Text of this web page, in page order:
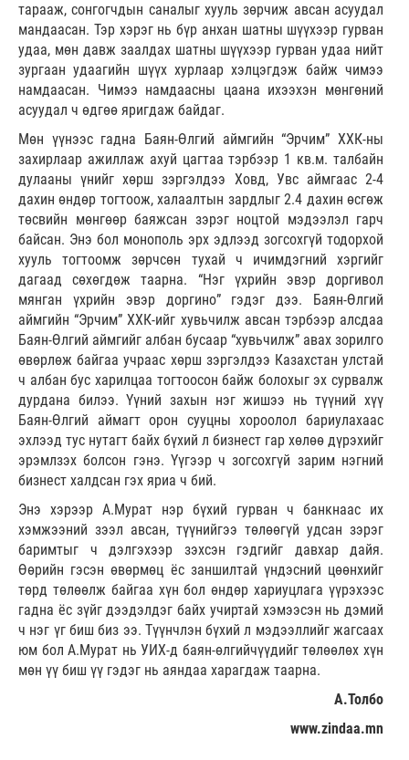
тарааж, сонгогчдын саналыг хууль зөрчиж авсан асуудал
мандаасан. Тэр хэрэг нь бүр анхан шатны шүүхээр гурван
удаа, мөн давж заалдах шатны шүүхээр гурван удаа нийт
зургаан удаагийн шүүх хурлаар хэлцэгдэж байж чимээ
намдаасан. Чимээ намдаасны цаана ихээхэн мөнгөний
асуудал ч өдгөө яригдаж байдаг.
Мөн үүнээс гадна Баян-Өлгий аймгийн “Эрчим” ХХК-ны
захирлаар ажиллаж ахуй цагтаа тэрбээр 1 кв.м. талбайн
дулааны үнийг хөрш зэргэлдээ Ховд, Увс аймгаас 2-4
дахин өндөр тогтоож, халаалтын зардлыг 2.4 дахин өсгөж
төсвийн мөнгөөр баяжсан зэрэг ноцтой мэдээлэл гарч
байсан. Энэ бол монополь эрх эдлээд зогсохгүй тодорхой
хууль тогтоомж зөрчсөн тухай ч ичимдэгний хэргийг
дагаад сөхөгдөж таарна. “Нэг үхрийн эвэр доргивол
мянган үхрийн эвэр доргино” гэдэг дээ. Баян-Өлгий
аймгийн “Эрчим” ХХК-ийг хувьчилж авсан тэрбээр алсдаа
Баян-Өлгий аймгийг албан бусаар “хувьчилж” авах зорилго
өвөрлөж байгаа учраас хөрш зэргэлдээ Казахстан улстай
ч албан бус харилцаа тогтоосон байж болохыг эх сурвалж
дурдана билээ. Үүний захын нэг жишээ нь түүний хүү
Баян-Өлгий аймагт орон сууцны хороолол бариулахаас
эхлээд тус нутагт байх бүхий л бизнест гар хөлөө дүрэхийг
эрэмлзэх болсон гэнэ. Үүгээр ч зогсохгүй зарим нэгний
бизнест халдсан гэх яриа ч бий.
Энэ хэрээр А.Мурат нэр бүхий гурван ч банкнаас их
хэмжээний зээл авсан, түүнийгээ төлөөгүй удсан зэрэг
баримтыг ч дэлгэхээр зэхсэн гэдгийг давхар дайя.
Өөрийн гэсэн өвөрмөц ёс заншилтай үндэсний цөөнхийг
төрд төлөөлж байгаа хүн бол өндөр хариуцлага үүрэхээс
гадна ёс зүйг дээдэлдэг байх учиртай хэмээсэн нь дэмий
ч нэг үг биш биз ээ. Түүнчлэн бүхий л мэдээллийг жагсаах
юм бол А.Мурат нь УИХ-д баян-өлгийчүүдийг төлөөлөх хүн
мөн үү биш үү гэдэг нь аяндаа харагдаж таарна.
А.Толбо
www.zindaa.mn